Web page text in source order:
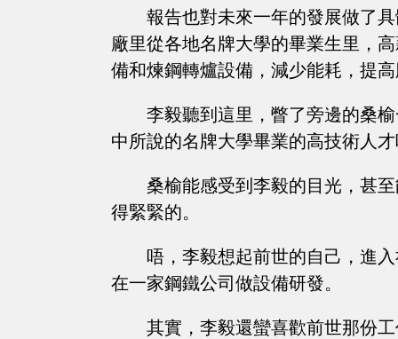
報告也對未來一年的發展做了
廠里從各地名牌大學的畢業生里，
備和煉鋼轉爐設備，減少能耗，提
李毅聽到這里，瞥了旁邊的桑
中所說的名牌大學畢業的高技術人
桑榆能感受到李毅的目光，甚
得緊緊的。
唔，李毅想起前世的自己，進
在一家鋼鐵公司做設備研發。
其實，李毅還蠻喜歡前世那份